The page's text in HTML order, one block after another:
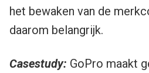
het bewaken van de
daarom belangrijk.
Casestudy: GoPro maakt